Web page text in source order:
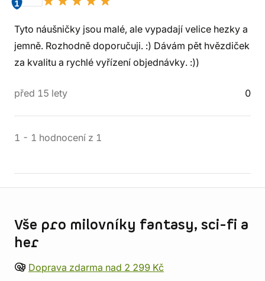
1
Tyto náušničky jsou malé, ale vypadají velice hezky a
jemně. Rozhodně doporučuji. :) Dávám pět hvězdiček
za kvalitu a rychlé vyřízení objednávky. :))
před 15 lety 0
1 - 1 hodnocení z 1
Vše pro milovníky fantasy, sci-fi a
her
Doprava zdarma nad 2 299 Kč